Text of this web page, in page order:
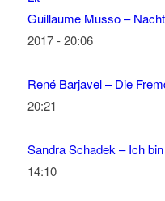
Guillaume Musso –
2017 - 20:06
René Barjavel – Die
20:21
Sandra Schadek – Ich
14:10